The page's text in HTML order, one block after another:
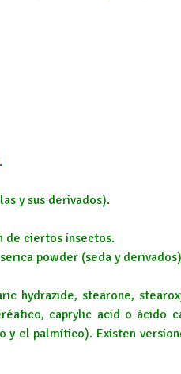
y sus derivados).
de ciertos insectos.
powder (seda y
hydrazide, stearone,
caprylic acid o ácido
el palmítico). Existen